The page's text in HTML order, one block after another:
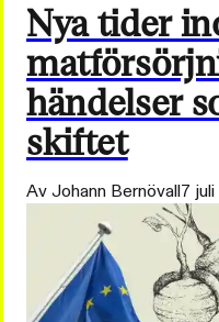
Nya tider
händelser
skiftet
Av Johann Bernövall7 juli